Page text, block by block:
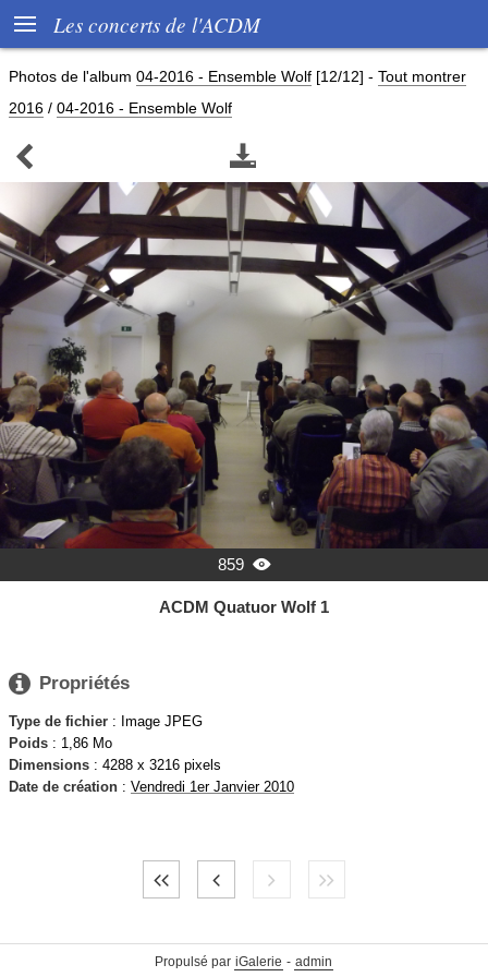
 Les concerts de l'ACDM
Photos de l'album 04-2016 - Ensemble Wolf [12/12] - Tout montrer
2016 / 04-2016 - Ensemble Wolf
 
859 
ACDM Quatuor Wolf 1
 Propriétés
Type de fichier : Image JPEG
Poids : 1,86 Mo
Dimensions : 4288 x 3216 pixels
Date de création : Vendredi 1er Janvier 2010
Propulsé par iGalerie - admin